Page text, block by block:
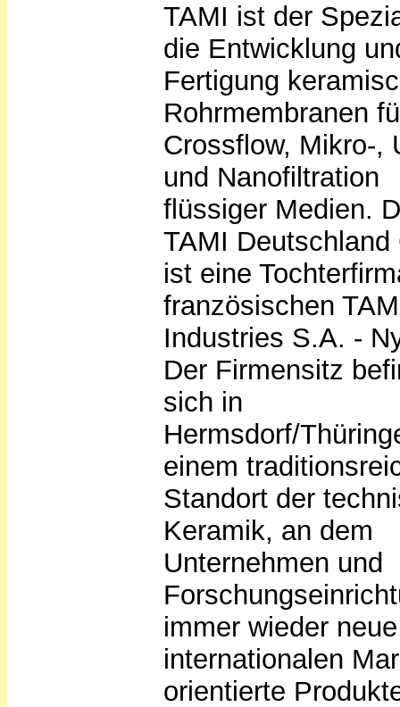
TAMI ist der
die Entwicklung
Fertigung
Rohrmembranen
Crossflow, Mikro-,
und Nanofiltration
flüssiger Medien.
TAMI Deutschland
ist eine
französischen
Industries S.A. -
Der Firmensitz
sich in
Hermsdorf/
einem
Standort der
Keramik, an dem
Unternehmen und
immer wieder
internationalen
orientierte